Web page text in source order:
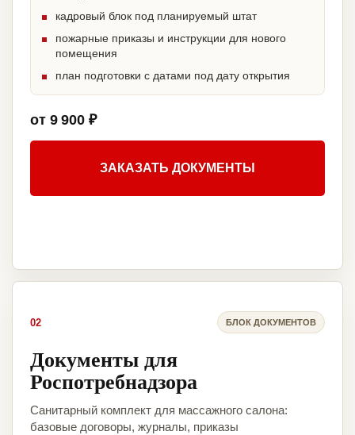
кадровый блок под планируемый штат
пожарные приказы и инструкции для нового
помещения
план подготовки с датами под дату открытия
от 9 900 ₽
ЗАКАЗАТЬ ДОКУМЕНТЫ
02 БЛОК ДОКУМЕНТОВ
Документы для
Роспотребнадзора
Санитарный комплект для массажного салона:
базовые договоры, журналы, приказы